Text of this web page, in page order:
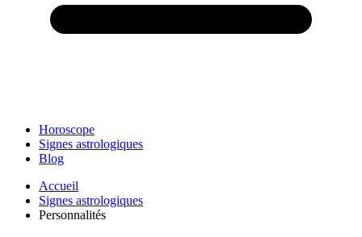
Horoscope
Signes astrologiques
Blog
Accueil
Signes astrologiques
Personnalités